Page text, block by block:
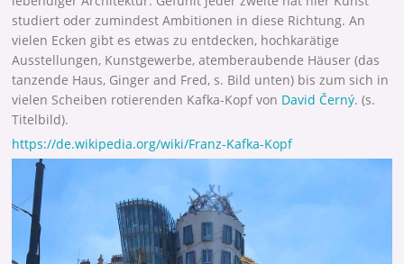
studiert oder zumindest Ambitionen in diese Richtung. An
vielen Ecken gibt es etwas zu entdecken, hochkarätige
Ausstellungen, Kunstgewerbe, atemberaubende Häuser (das
tanzende Haus, Ginger and Fred, s. Bild unten) bis zum sich in
vielen Scheiben rotierenden Kafka-Kopf von David Černý. (s.
Titelbild).
https://de.wikipedia.org/wiki/Franz-Kafka-Kopf